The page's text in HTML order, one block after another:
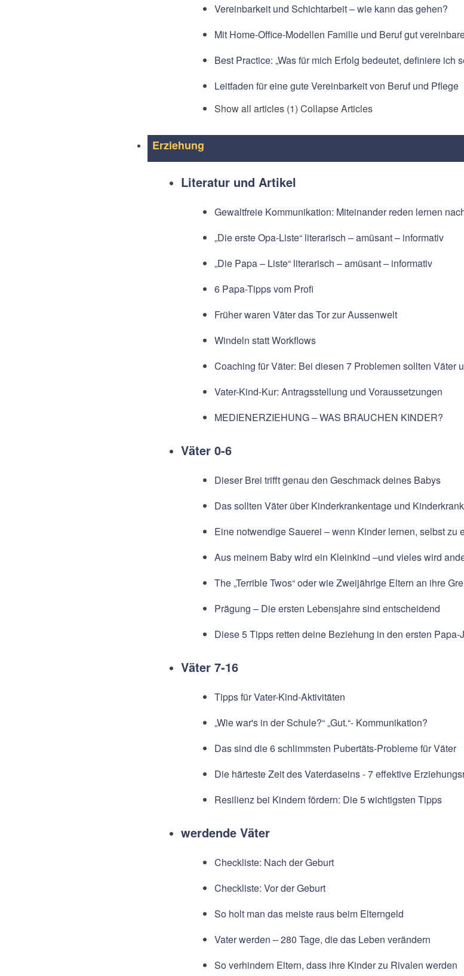
Vereinbarkeit und Schichtarbeit – wie kann das gehen?
Mit Home-Office-Modellen Familie und Beruf gut
Best Practice: „Was für mich Erfolg bedeutet, definiere ich
Leitfaden für eine gute Vereinbarkeit von Beruf und Pflege
Show all articles (1) Collapse Articles
Erziehung
Literatur und Artikel
Gewaltfreie Kommunikation: Miteinander reden lernen
„Die erste Opa-Liste“ literarisch – amüsant – informativ
„Die Papa – Liste“ literarisch – amüsant – informativ
6 Papa-Tipps vom Profi
Früher waren Väter das Tor zur Aussenwelt
Windeln statt Workflows
Coaching für Väter: Bei diesen 7 Problemen sollten Väter
Vater-Kind-Kur: Antragsstellung und Voraussetzungen
MEDIENERZIEHUNG – WAS BRAUCHEN KINDER?
Väter 0-6
Dieser Brei trifft genau den Geschmack deines Babys
Das sollten Väter über Kinderkrankentage und
Eine notwendige Sauerei – wenn Kinder lernen, selbst zu
Aus meinem Baby wird ein Kleinkind –und vieles wird
The „Terrible Twos“ oder wie Zweijährige Eltern an ihre
Prägung – Die ersten Lebensjahre sind entscheidend
Diese 5 Tipps retten deine Beziehung in den ersten Papa-
Väter 7-16
Tipps für Vater-Kind-Aktivitäten
„Wie war's in der Schule?“ „Gut.“- Kommunikation?
Das sind die 6 schlimmsten Pubertäts-Probleme für Väter
Die härteste Zeit des Vaterdaseins - 7 effektive
Resilienz bei Kindern fördern: Die 5 wichtigsten Tipps
werdende Väter
Checkliste: Nach der Geburt
Checkliste: Vor der Geburt
So holt man das meiste raus beim Elterngeld
Vater werden – 280 Tage, die das Leben verändern
So verhindern Eltern, dass ihre Kinder zu Rivalen werden